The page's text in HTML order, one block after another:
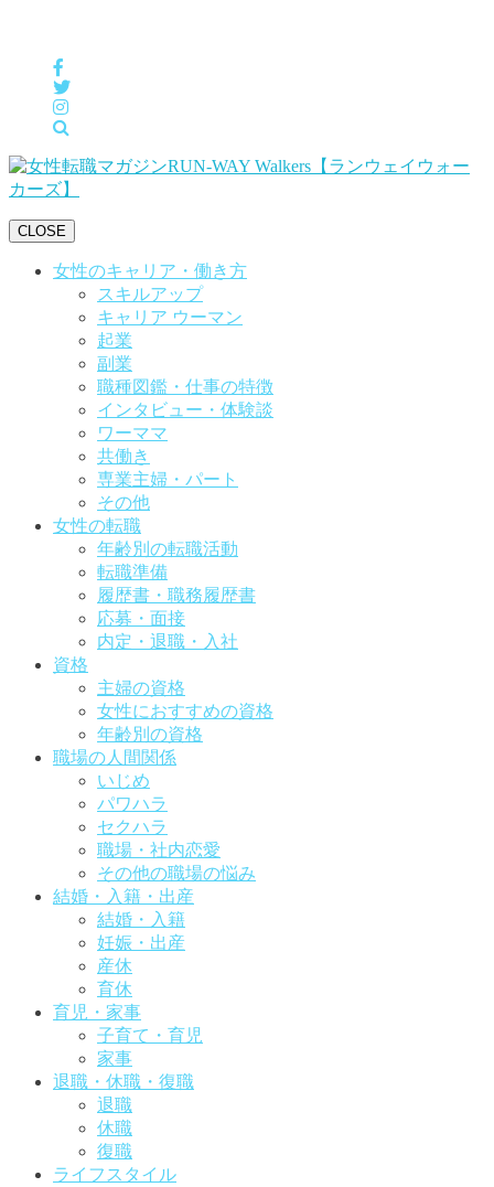
CLOSE
女性のキャリア・働き方
スキルアップ
キャリア ウーマン
起業
副業
職種図鑑・仕事の特徴
インタビュー・体験談
ワーママ
共働き
専業主婦・パート
その他
女性の転職
年齢別の転職活動
転職準備
履歴書・職務履歴書
応募・面接
内定・退職・入社
資格
主婦の資格
女性におすすめの資格
年齢別の資格
職場の人間関係
いじめ
パワハラ
セクハラ
職場・社内恋愛
その他の職場の悩み
結婚・入籍・出産
結婚・入籍
妊娠・出産
産休
育休
育児・家事
子育て・育児
家事
退職・休職・復職
退職
休職
復職
ライフスタイル